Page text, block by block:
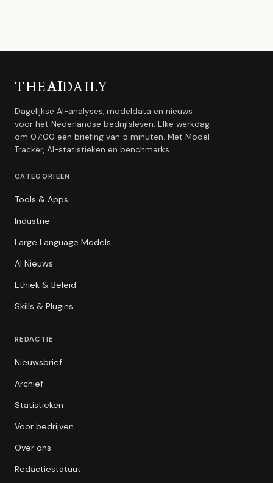
THEAIDAILY
Dagelijkse AI-analyses, modeldata en nieuws
voor het Nederlandse bedrijfsleven. Elke werkdag
om 07:00 een briefing van 5 minuten. Met Model
Tracker, AI-statistieken en benchmarks.
CATEGORIEËN
Tools & Apps
Industrie
Large Language Models
AI Nieuws
Ethiek & Beleid
Skills & Plugins
REDACTIE
Nieuwsbrief
Archief
Statistieken
Voor bedrijven
Over ons
Redactiestatuut